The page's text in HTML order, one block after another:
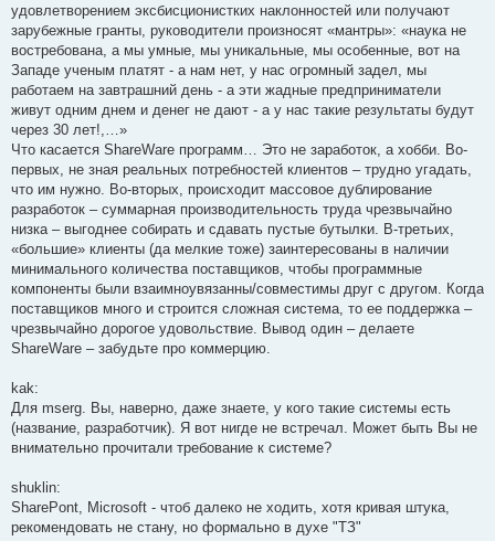
удовлетворением эксбисционистких наклонностей или получают
зарубежные гранты, руководители произносят «мантры»: «наука не
востребована, а мы умные, мы уникальные, мы особенные, вот на
Западе ученым платят - а нам нет, у нас огромный задел, мы
работаем на завтрашний день - а эти жадные предприниматели
живут одним днем и денег не дают - а у нас такие результаты будут
через 30 лет!,…»
Что касается ShareWare программ… Это не заработок, а хобби. Во-
первых, не зная реальных потребностей клиентов – трудно угадать,
что им нужно. Во-вторых, происходит массовое дублирование
разработок – суммарная производительность труда чрезвычайно
низка – выгоднее собирать и сдавать пустые бутылки. В-третьих,
«большие» клиенты (да мелкие тоже) заинтересованы в наличии
минимального количества поставщиков, чтобы программные
компоненты были взаимноувязанны/совместимы друг с другом. Когда
поставщиков много и строится сложная система, то ее поддержка –
чрезвычайно дорогое удовольствие. Вывод один – делаете
ShareWare – забудьте про коммерцию.
kak:
Для mserg. Вы, наверно, даже знаете, у кого такие системы есть
(название, разработчик). Я вот нигде не встречал. Может быть Вы не
внимательно прочитали требование к системе?
shuklin:
SharePont, Microsoft - чтоб далеко не ходить, хотя кривая штука,
рекомендовать не стану, но формально в духе "ТЗ"